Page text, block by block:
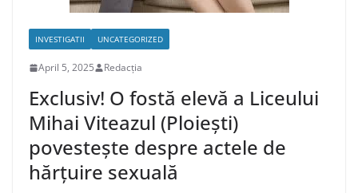
INVESTIGATII UNCATEGORIZED
April 5, 2025 Redacția
Exclusiv! O fostă elevă a Liceului
Mihai Viteazul (Ploiești)
povestește despre actele de
hărțuire sexuală